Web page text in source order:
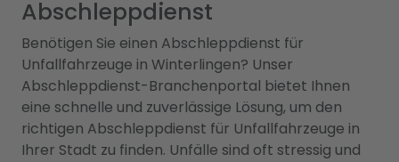
Abschleppdienst
Benötigen Sie einen Abschleppdienst für
Unfallfahrzeuge in Winterlingen? Unser
Abschleppdienst-Branchenportal bietet Ihnen
eine schnelle und zuverlässige Lösung, um den
richtigen Abschleppdienst für Unfallfahrzeuge in
Ihrer Stadt zu finden. Unfälle sind oft stressig und